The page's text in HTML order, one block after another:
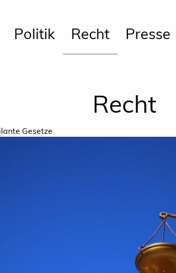
Politik Recht Presse
Recht
Gesetze